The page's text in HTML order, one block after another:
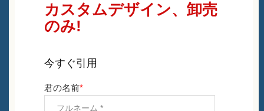
カスタムデザイン、卸売
のみ!
今すぐ引用
君の名前*